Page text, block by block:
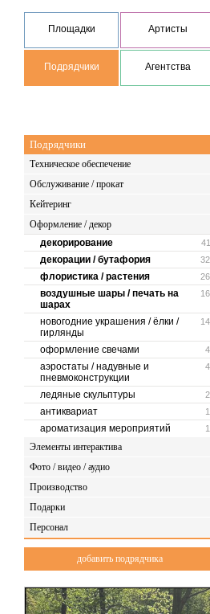
Площадки Артисты
Подрядчики Агентства
Подрядчики
Техническое обеспечение
Обслуживание / прокат
Кейтеринг
Оформление / декор
декорирование
декорации / бутафория
флористика / растения
воздушные шары / печать на
шарах
новогодние украшения / ёлки /
гирлянды
оформление свечами
аэростаты / надувные и
пневмоконструкции
ледяные скульптуры
антиквариат
ароматизация мероприятий
Элементы интерактива
Фото / видео / аудио
Производство
Подарки
Персонал
добавить подрядчика